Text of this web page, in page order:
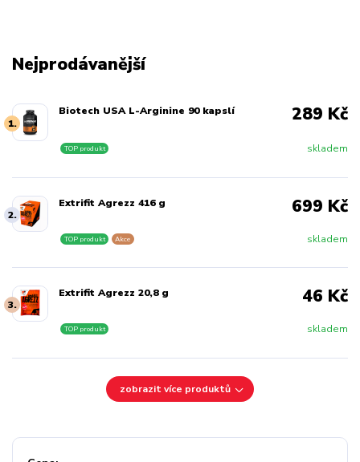
Nejprodávanější
1.
Biotech USA L-Arginine 90 kapslí
skladem
TOP produkt
289 Kč
2.
Extrifit Agrezz 416 g
skladem
TOP produkt Akce
699 Kč
3.
Extrifit Agrezz 20,8 g
skladem
TOP produkt
46 Kč
zobrazit více produktů